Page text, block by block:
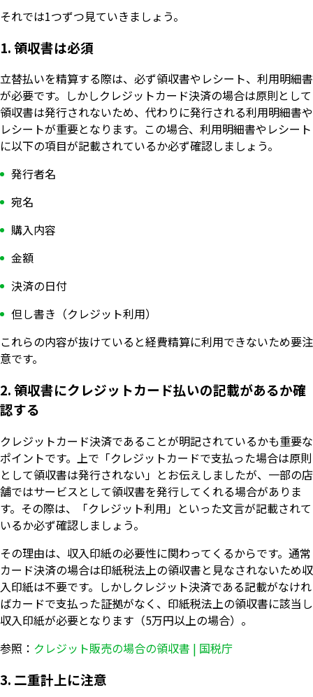
それでは1つずつ見ていきましょう。
1. 領収書は必須
立替払いを精算する際は、必ず領収書やレシート、利用明細書
が必要です。しかしクレジットカード決済の場合は原則として
領収書は発行されないため、代わりに発行される利用明細書や
レシートが重要となります。この場合、利用明細書やレシート
に以下の項目が記載されているか必ず確認しましょう。
発行者名
宛名
購入内容
金額
決済の日付
但し書き（クレジット利用）
これらの内容が抜けていると経費精算に利用できないため要注
意です。
2. 領収書にクレジットカード払いの記載があるか確
認する
クレジットカード決済であることが明記されているかも重要な
ポイントです。上で「クレジットカードで支払った場合は原則
として領収書は発行されない」とお伝えしましたが、一部の店
舗ではサービスとして領収書を発行してくれる場合がありま
す。その際は、「クレジット利用」といった文言が記載されて
いるか必ず確認しましょう。
その理由は、収入印紙の必要性に関わってくるからです。通常
カード決済の場合は印紙税法上の領収書と見なされないため収
入印紙は不要です。しかしクレジット決済である記載がなけれ
ばカードで支払った証拠がなく、印紙税法上の領収書に該当し
収入印紙が必要となります（5万円以上の場合）。
参照： クレジット販売の場合の領収書 | 国税庁
3. 二重計上に注意